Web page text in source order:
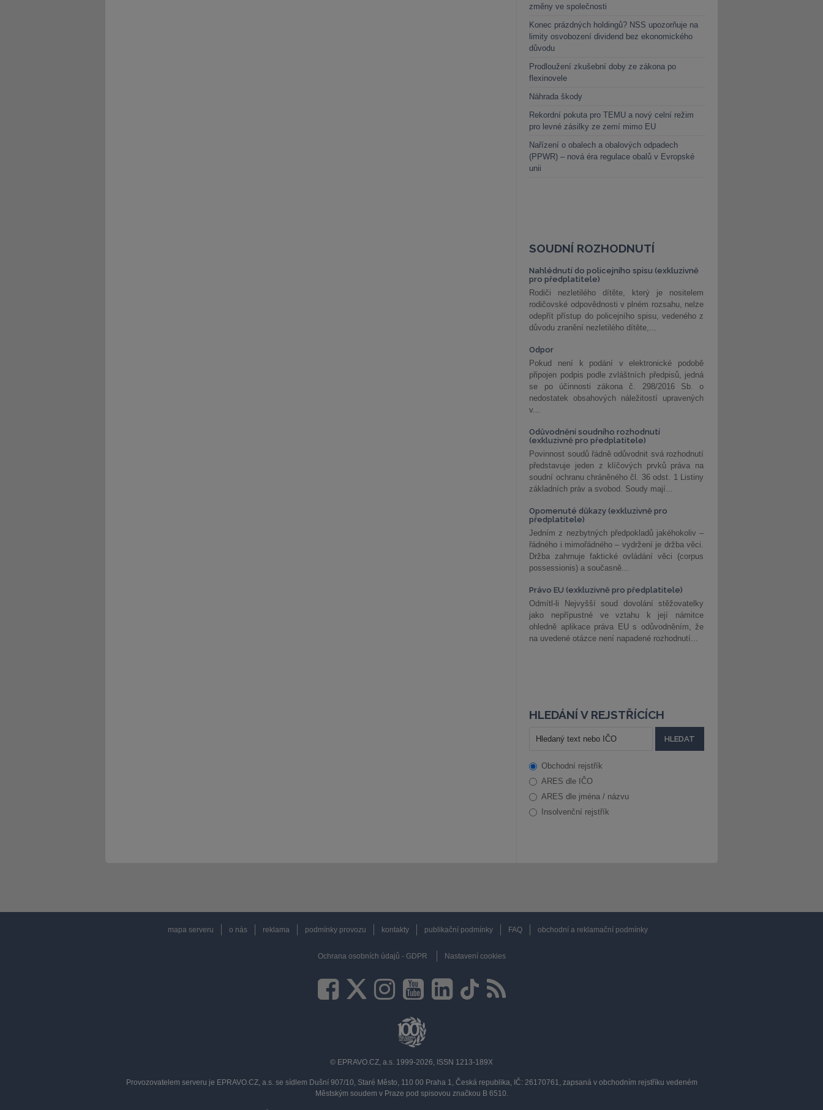
změny ve společnosti
Konec prázdných holdingů? NSS upozorňuje na
limity osvobození dividend bez ekonomického
důvodu
Prodloužení zkušební doby ze zákona po
flexinovele
Náhrada škody
Rekordní pokuta pro TEMU a nový celní režim
pro levné zásilky ze zemí mimo EU
Nařízení o obalech a obalových odpadech
(PPWR) – nová éra regulace obalů v Evropské
unii
SOUDNÍ ROZHODNUTÍ
Nahlédnutí do policejního spisu (exkluzivně
pro předplatitele)
Rodiči nezletilého dítěte, který je nositelem
rodičovské odpovědnosti v plném rozsahu, nelze
odepřít přístup do policejního spisu, vedeného z
důvodu zranění nezletilého dítěte,...
Odpor
Pokud není k podání v elektronické podobě
připojen podpis podle zvláštních předpisů, jedná
se po účinnosti zákona č. 298/2016 Sb. o
nedostatek obsahových náležitostí upravených
v...
Odůvodnění soudního rozhodnutí
(exkluzivně pro předplatitele)
Povinnost soudů řádně odůvodnit svá rozhodnutí
představuje jeden z klíčových prvků práva na
soudní ochranu chráněného čl. 36 odst. 1 Listiny
základních práv a svobod. Soudy mají...
Opomenuté důkazy (exkluzivně pro
předplatitele)
Jedním z nezbytných předpokladů jakéhokoliv –
řádného i mimořádného – vydržení je držba věci.
Držba zahrnuje faktické ovládání věci (corpus
possessionis) a současně...
Právo EU (exkluzivně pro předplatitele)
Odmítl-li Nejvyšší soud dovolání stěžovatelky
jako nepřípustné ve vztahu k její námitce
ohledně aplikace práva EU s odůvodněním, že
na uvedené otázce není napadené rozhodnutí...
HLEDÁNÍ V REJSTŘÍCÍCH
Obchodní rejstřík
ARES dle IČO
ARES dle jména / názvu
Insolvenční rejstřík
mapa serveru o nás reklama podmínky provozu kontakty publikační podmínky FAQ obchodní a reklamační podmínky
Ochrana osobních údajů - GDPR Nastavení cookies
© EPRAVO.CZ, a.s. 1999-2026, ISSN 1213-189X
Provozovatelem serveru je EPRAVO.CZ, a.s. se sídlem Dušní 907/10, Staré Město, 110 00 Praha 1, Česká republika, IČ: 26170761, zapsaná v obchodním rejstříku vedeném
Městským soudem v Praze pod spisovou značkou B 6510.